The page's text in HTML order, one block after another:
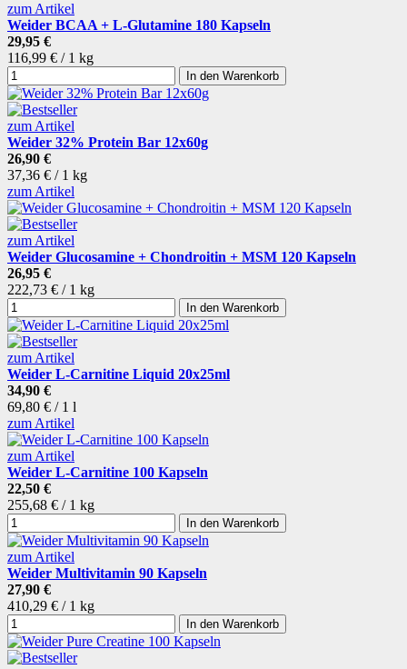
zum Artikel
Weider BCAA + L-Glutamine 180 Kapseln
29,95 €
116,99 € / 1 kg
In den Warenkorb
zum Artikel
Weider 32% Protein Bar 12x60g
26,90 €
37,36 € / 1 kg
zum Artikel
zum Artikel
Weider Glucosamine + Chondroitin + MSM 120 Kapseln
26,95 €
222,73 € / 1 kg
In den Warenkorb
zum Artikel
Weider L-Carnitine Liquid 20x25ml
34,90 €
69,80 € / 1 l
zum Artikel
zum Artikel
Weider L-Carnitine 100 Kapseln
22,50 €
255,68 € / 1 kg
In den Warenkorb
zum Artikel
Weider Multivitamin 90 Kapseln
27,90 €
410,29 € / 1 kg
In den Warenkorb